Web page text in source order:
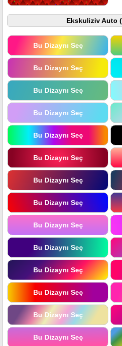
Ekskuliziv Auto
Bu Dizaynı Seç
Bu Dizaynı Seç
Bu Dizaynı Seç
Bu Dizaynı Seç
Bu Dizaynı Seç
Bu Dizaynı Seç
Bu Dizaynı Seç
Bu Dizaynı Seç
Bu Dizaynı Seç
Bu Dizaynı Seç
Bu Dizaynı Seç
Bu Dizaynı Seç
Bu Dizaynı Seç
Bu Dizaynı Seç